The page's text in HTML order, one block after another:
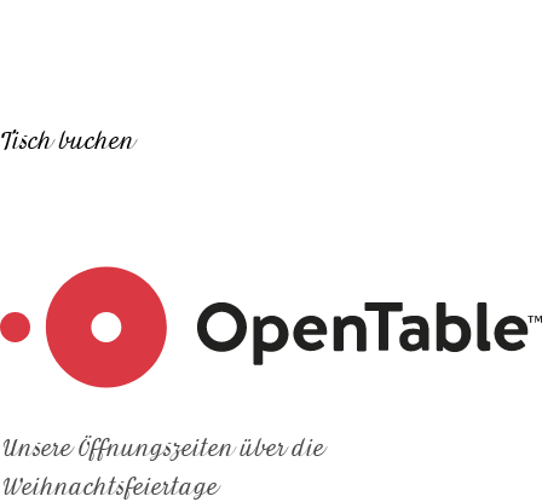
Tisch buchen
Unsere Öffnungszeiten über die
Weihnachtsfeiertage